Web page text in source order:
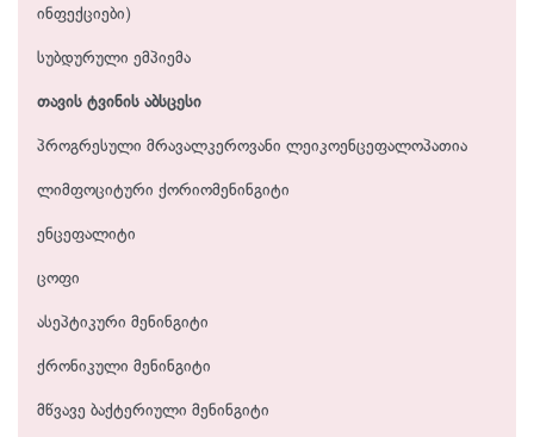
ინფექციები)
სუბდურული ემპიემა
თავის ტვინის აბსცესი
პროგრესული მრავალკეროვანი ლეიკოენცეფალოპათია
ლიმფოციტური ქორიომენინგიტი
ენცეფალიტი
ცოფი
ასეპტიკური მენინგიტი
ქრონიკული მენინგიტი
მწვავე ბაქტერიული მენინგიტი